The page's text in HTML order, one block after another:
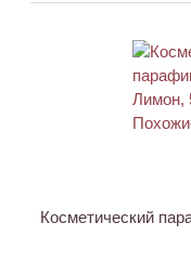
Косметический